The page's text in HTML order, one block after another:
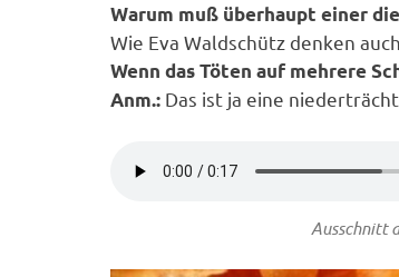
Warum muß überhaupt einer
Wie Eva Waldschütz denken
Wenn das Töten auf mehrere
Anm.: Das ist ja eine
Ausschnitt